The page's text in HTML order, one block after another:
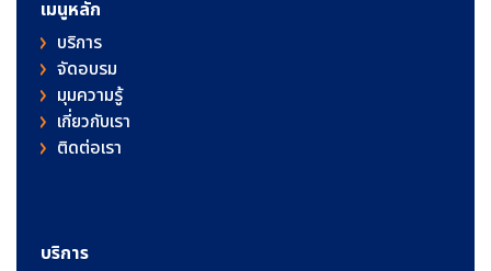
เมนูหลัก
บริการ
จัดอบรม
มุมความรู้
เกี่ยวกับเรา
ติดต่อเรา
บริการ